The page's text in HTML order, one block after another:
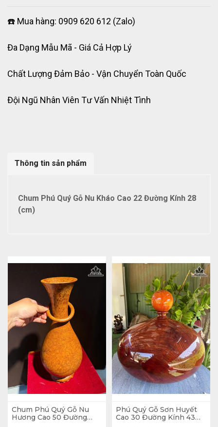
☎️ Mua hàng: 0909 620 612 (Zalo)
Đa Dạng Mẫu Mã - Giá Cả Hợp Lý
Chất Lượng Đảm Bảo - Vận Chuyển Toàn Quốc
Đội Ngũ Nhân Viên Tư Vấn Nhiệt Tình
Thông tin sản phẩm
Chum Phú Quý Gỗ Nu Kháo Cao 22 Đường Kính 28
(cm)
Chum Phú Quý Gỗ Nu
Hương Cao 50 Đường
Phú Quý Gỗ Sơn Huyết
Cao 30 Đường Kính 43